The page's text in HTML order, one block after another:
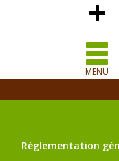
MENU
Règlementation